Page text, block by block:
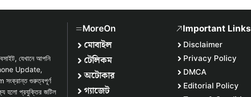
যেখানে আপনি
Update,
গুরুত্বপূর্ণ
হলো প্রযুক্তির জটিল
MoreOn
মোবাইল
টেলিকম
অটোকার
গ্যাজেট
Important Links
Disclaimer
Privacy Policy
DMCA
Editorial Policy